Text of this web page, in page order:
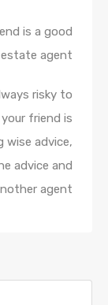
is a good
agent.
risky to
friend is
wise advice,
advice and
agent.